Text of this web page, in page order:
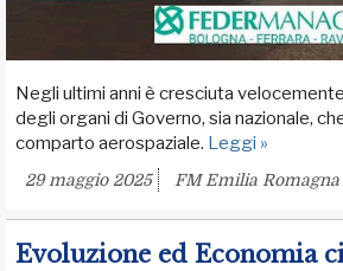
Negli ultimi anni è cresciuta
degli organi di Governo, sia nazionale,
comparto aerospaziale. Leggi »
29 maggio 2025 FM Emilia Romagna
Evoluzione ed Economia